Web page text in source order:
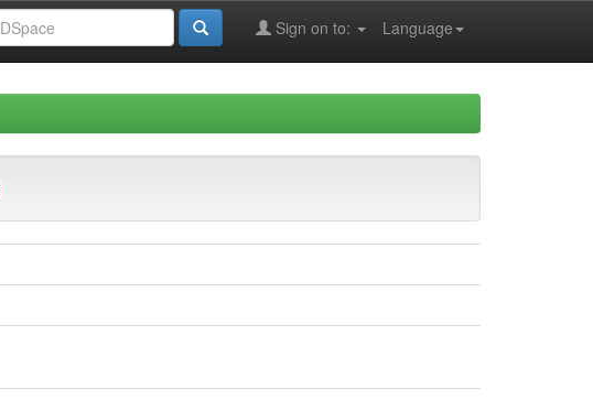
Language
Sign on to: